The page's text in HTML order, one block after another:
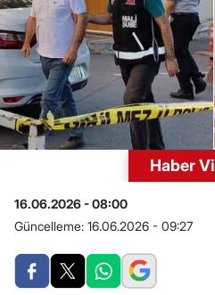
Haber
16.06.2026 - 08:00
Güncelleme: 16.06.2026 - 09:27